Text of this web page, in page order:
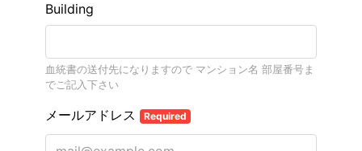
Building
血統書の送付先になりますので マンション名 部屋番号ま
でご記入下さい
メールアドレス Required